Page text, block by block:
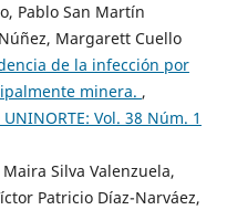
Pablo San Martín
Margarett Cuello
de la infección por
minera. ,
UNINORTE: Vol. 38 Núm. 1
Silva Valenzuela,
Patricio Díaz-Narváez,